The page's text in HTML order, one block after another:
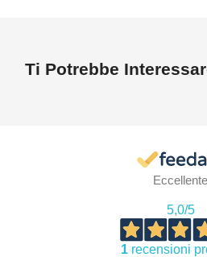
Ti Potrebbe
Eccellente
5,0/5
1recensioni